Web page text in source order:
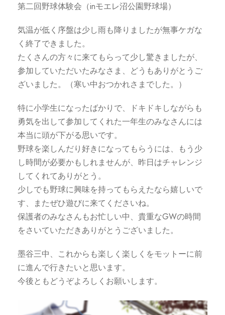
第二回野球体験会（inモエレ沼公園野球場）
気温が低く序盤は少し雨も降りましたが無事ケガな
く終了できました。
たくさんの方々に来てもらって少し驚きましたが、
参加していただいたみなさま、どうもありがとうご
ざいました。（寒い中おつかれさまでした。）
特に小学生になったばかりで、ドキドキしながらも
勇気を出して参加してくれた一年生のみなさんには
本当に頭が下がる思いです。
野球を楽しんだり好きになってもらうには、もう少
し時間が必要かもしれませんが、昨日はチャレンジ
してくれてありがとう。
少しでも野球に興味を持ってもらえたなら嬉しいで
す、またぜひ遊びに来てくださいね。
保護者のみなさんもお忙しい中、貴重なGWの時間
をさいていただきありがとうございました。
墨谷三中、これからも楽しく楽しくをモットーに前
に進んで行きたいと思います。
今後ともどうぞよろしくお願いします。